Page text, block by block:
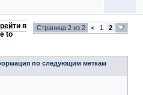
в
to
Страница 2 из 2 < 1 2
по следующим меткам